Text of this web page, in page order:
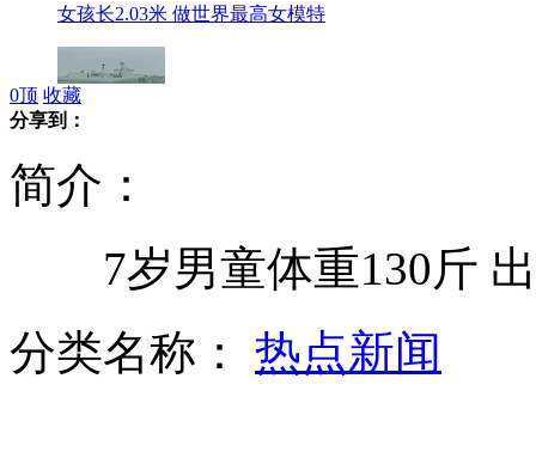
女孩长2.03米 做世界最高女模特
实拍双胞胎萌宝摇摆秀
0顶 收藏
分享到：
简介：
7岁男童体重130斤
分类名称： 热点新闻